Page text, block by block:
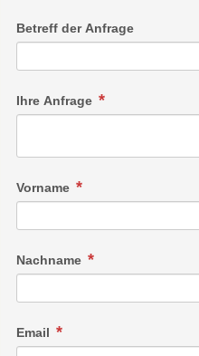
Betreff der Anfrage
Ihre Anfrage
Vorname
Nachname
Email